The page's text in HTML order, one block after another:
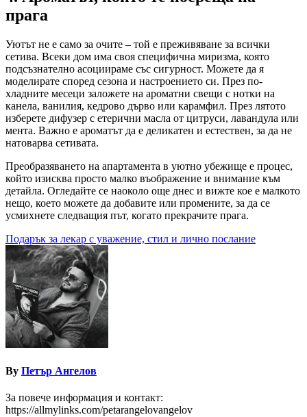
прага
Уютът не е само за очите – той е преживяване за всички
сетива. Всеки дом има своя специфична миризма, която
подсъзнателно асоциираме със сигурност. Можете да я
моделирате според сезона и настроението си. През по-
хладните месеци заложете на ароматни свещи с нотки на
канела, ванилия, кедрово дърво или карамфил. През лятото
изберете дифузер с етерични масла от цитруси, лавандула или
мента. Важно е ароматът да е деликатен и естествен, за да не
натоварва сетивата.
Преобразяването на апартамента в уютно убежище е процес,
който изисква просто малко въображение и внимание към
детайла. Огледайте се наоколо още днес и вижте кое е малкото
нещо, което можете да добавите или промените, за да се
усмихнете следващия път, когато прекрачите прага.
Навигация
Подарък за лекар с уважение, стил и лично послание
By Петър Ангелов
За повече информация и контакт:
https://allmylinks.com/petarangelovangelov